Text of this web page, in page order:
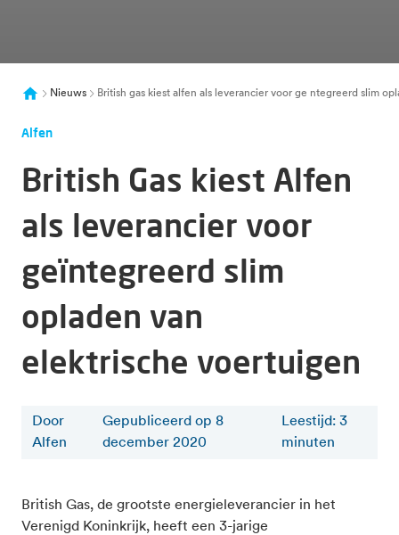
Nieuws British gas kiest alfen als leverancier voor ge ntegreerd slim
Alfen
British Gas kiest Alfen
als leverancier voor
geïntegreerd slim
opladen van
elektrische voertuigen
Door
Alfen
Gepubliceerd op 8
december 2020
Leestijd:3
minuten
British Gas, de grootste energieleverancier in het
Verenigd Koninkrijk, heeft een 3-jarige